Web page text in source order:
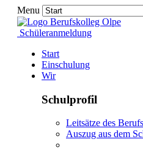
Menu
Schüleranmeldung
Start
Einschulung
Wir
Schulprofil
Leitsätze des
Auszug aus dem